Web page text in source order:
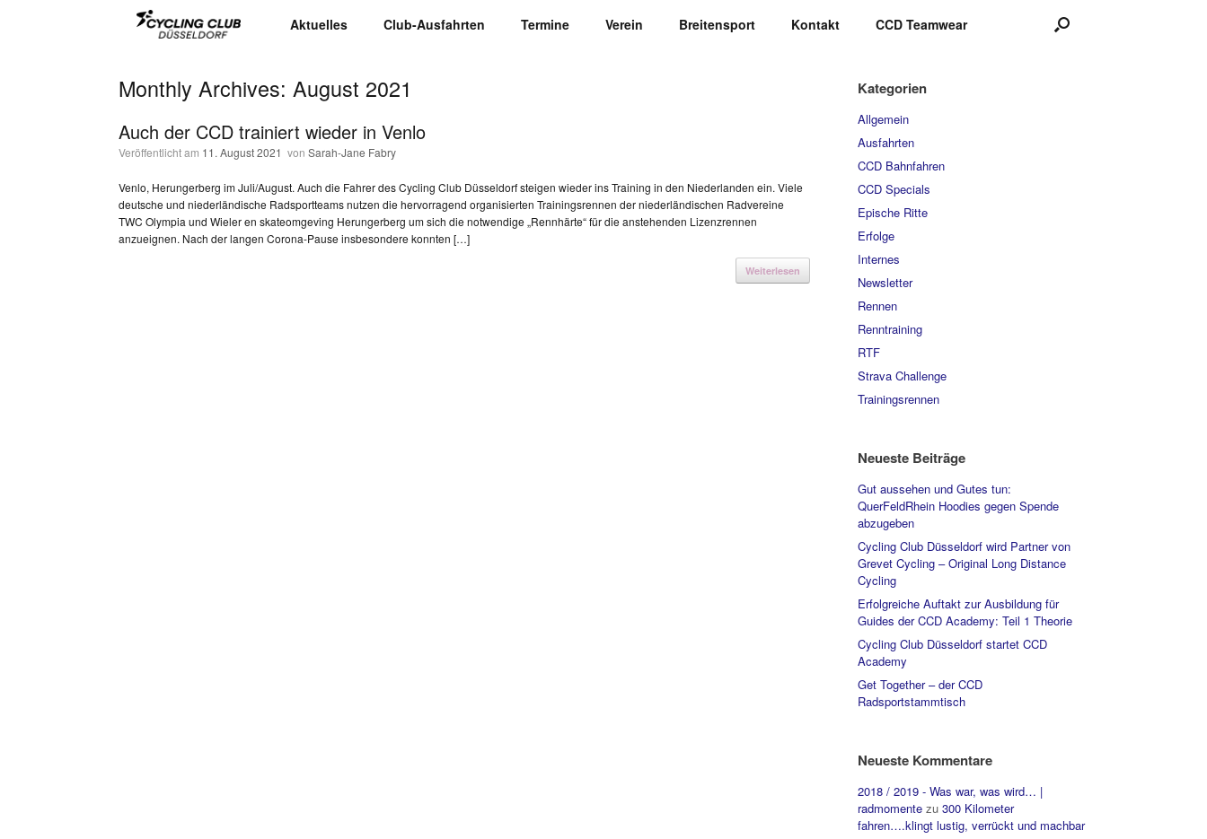
Aktuelles Club-Ausfahrten Termine Verein Breitensport Kontakt CCD Teamwear
Monthly Archives: August 2021
Auch der CCD trainiert wieder in Venlo
Veröffentlicht am 11. August 2021 von Sarah-Jane Fabry
Venlo, Herungerberg im Juli/August. Auch die Fahrer des Cycling Club Düsseldorf steigen wieder ins Training in den Niederlanden ein. Viele
deutsche und niederländische Radsportteams nutzen die hervorragend organisierten Trainingsrennen der niederländischen Radvereine
TWC Olympia und Wieler en skateomgeving Herungerberg um sich die notwendige „Rennhärte“ für die anstehenden Lizenzrennen
anzueignen. Nach der langen Corona-Pause insbesondere konnten […]
Weiterlesen
Kategorien
Allgemein
Ausfahrten
CCD Bahnfahren
CCD Specials
Epische Ritte
Erfolge
Internes
Newsletter
Rennen
Renntraining
RTF
Strava Challenge
Trainingsrennen
Neueste Beiträge
Gut aussehen und Gutes tun:
QuerFeldRhein Hoodies gegen Spende
abzugeben
Cycling Club Düsseldorf wird Partner von
Grevet Cycling – Original Long Distance
Cycling
Erfolgreiche Auftakt zur Ausbildung für
Guides der CCD Academy: Teil 1 Theorie
Cycling Club Düsseldorf startet CCD
Academy
Get Together – der CCD
Radsportstammtisch
Neueste Kommentare
2018 / 2019 - Was war, was wird… |
radmomente zu300 Kilometer
fahren….klingt lustig, verrückt und machbar